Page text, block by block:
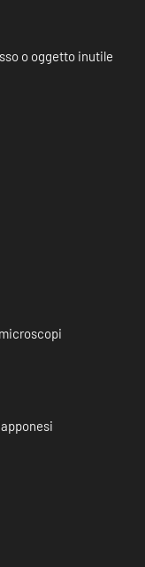
o oggetto inutile